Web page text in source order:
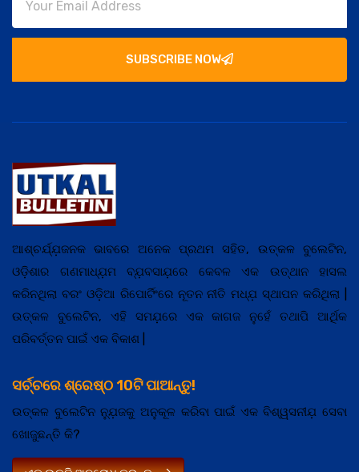
SUBSCRIBE NOW
ଆଶ୍ଚର୍ଯ୍ଯ଼ଜନକ ଭାବରେ ଅନେକ ପ୍ରଥମ ସହିତ, ଉତ୍କଳ ବୁଲେଟିନ,
ଓଡ଼ିଶାର ଗଣମାଧ୍ଯ଼ମ ବ୍ଯ଼ବସାଯ଼ରେ କେବଳ ଏକ ଉତ୍ଥାନ ହାସଲ
କରିନଥିଲା ବରଂ ଓଡ଼ିଆ ରିପୋର୍ଟିଂରେ ନୂତନ ନୀତି ମଧ୍ଯ଼ ସ୍ଥାପନ କରିଥିଲା |
ଉତ୍କଳ ବୁଲେଟିନ, ଏହି ସମଯ଼ରେ ଏକ କାଗଜ ନୁହେଁ ତଥାପି ଆର୍ଥିକ
ପରିବର୍ତ୍ତନ ପାଇଁ ଏକ ବିକାଶ |
ସର୍ଚ୍ଚରେ ଶ୍ରେଷ୍ଠ 10ଟି ପାଆନ୍ତୁ!
ଉତ୍କଳ ବୁଲେଟିନ ନ୍ଯ଼ୁଜକୁ ଅନୁକୂଳ କରିବା ପାଇଁ ଏକ ବିଶ୍ୱସନୀଯ଼ ସେବା
ଖୋଜୁଛନ୍ତି କି?